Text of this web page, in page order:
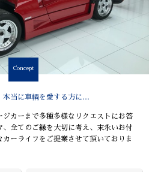
Concept
本当に車輌を愛する方に…
カーまで多種多様なリクエストにお答
、全てのご縁を大切に考え、末永いお付
カーライフをご提案させて頂いておりま